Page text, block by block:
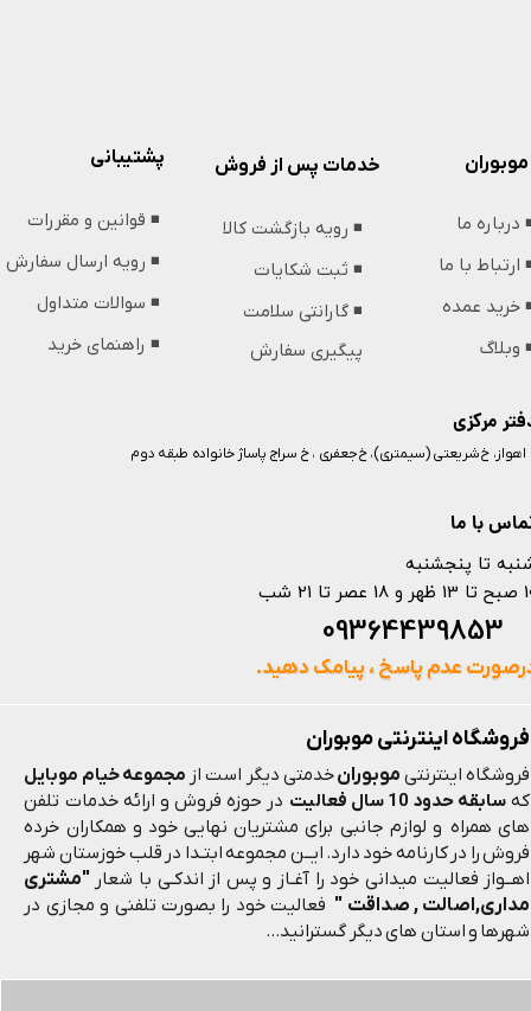
فروشگاه اینترنتی موبوران
فروشگاه اینترنتی موبورانخدمتی دیگر است از مجموعه خیام موبایل
که سابقه حدود 10 سال فعالیت
در حوزه فروش و ارائه خدمات تلفن
های همراه و لوازم جانبی برای مشتریان نهایی خود و همکاران خرده
فروش را در کارنامه خود دارد. ایــن مجموعه ابتـدا در قلب خوزستان شهر
اهــواز فعالیت میدانی خود را آغـاز و پس از اندکـی با شعار "مشتری
مداری,اصالت , صداقت " فعالیت خود را بصورت تلفنی و مجازی در
شهرها و استان های دیگر گسترانید...
مرکزی
با ما
اهواز، خ شریعتی (سیمتری)، خ جعفری ، خ سراج پاساژ خانواده طبقه دوم
تا پنجشنبه
تا 21 شب
عدم پاسخ ، پیامک دهید.
پشتیبانی
◾️ قوانین و مقررات
◾️ رویه ارسال سفارش
◾️ سوالات متداول
◾️ راهنمای خرید
موبوران
درباره ما
ارتباط با ما
خرید عمده
وبلاگ
خدمات پس از فروش
◾️ رویه بازگشت کالا
◾️ ثبت شکایات
◾️ گارانتی سلامت
پیگیری سفارش